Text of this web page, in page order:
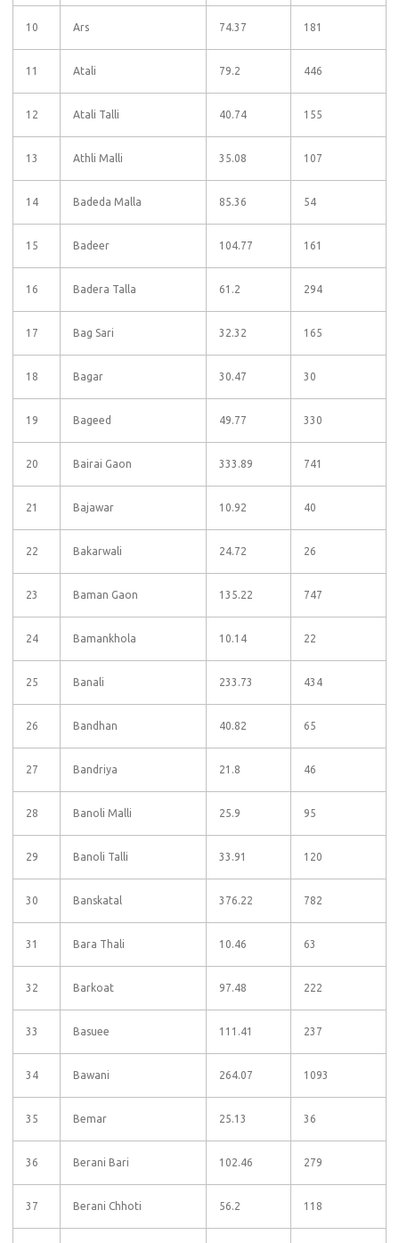
10 Ars 74.37 181
11 Atali 79.2 446
12 Atali Talli 40.74 155
13 Athli Malli 35.08 107
14 Badeda Malla 85.36 54
15 Badeer 104.77 161
16 Badera Talla 61.2 294
17 Bag Sari 32.32 165
18 Bagar 30.47 30
19 Bageed 49.77 330
20 Bairai Gaon 333.89 741
21 Bajawar 10.92 40
22 Bakarwali 24.72 26
23 Baman Gaon 135.22 747
24 Bamankhola 10.14 22
25 Banali 233.73 434
26 Bandhan 40.82 65
27 Bandriya 21.8 46
28 Banoli Malli 25.9 95
29 Banoli Talli 33.91 120
30 Banskatal 376.22 782
31 Bara Thali 10.46 63
32 Barkoat 97.48 222
33 Basuee 111.41 237
34 Bawani 264.07 1093
35 Bemar 25.13 36
36 Berani Bari 102.46 279
37 Berani Chhoti 56.2 118